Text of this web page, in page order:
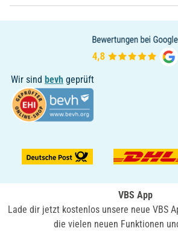
Wir sind bevh geprüft
VBS App
Lade dir jetzt kostenlos unsere neue VBS
die vielen neuen Funktionen